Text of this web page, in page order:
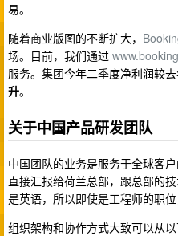
易。
随着商业版图的不断扩大，
场。目前，我们通过
服务。集团今年二季度净利润较
升。
关于中国产品研发团队
中国团队的业务是服务于全球客
直接汇报给荷兰总部，跟总部的
是英语，所以即使是工程师的职
组织架构和协作方式大致可以从以